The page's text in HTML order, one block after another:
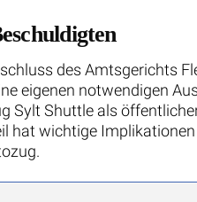
des Amtsgerichts
eigenen notwendigen
Sylt Shuttle als
wichtige